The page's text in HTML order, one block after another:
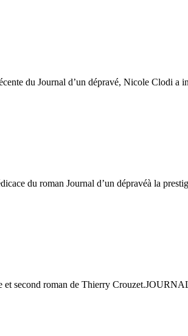
du Journal d’un dépravé, Nicole Clodi
du roman Journal d’un dépravéà la
et second roman de Thierry